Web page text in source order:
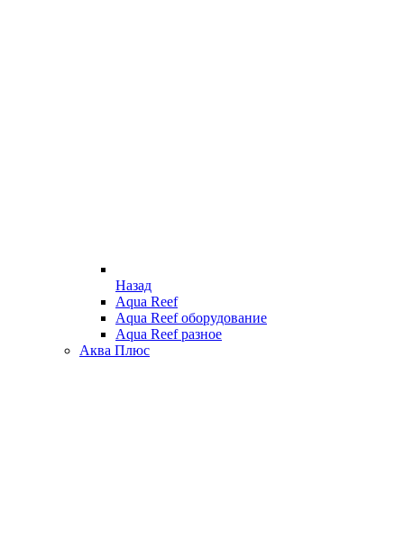
Назад
Aqua Reef
Aqua Reef оборудование
Aqua Reef разное
Аква Плюс